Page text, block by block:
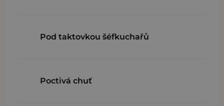
Pod taktovkou šéfkuchařů
Poctivá chuť